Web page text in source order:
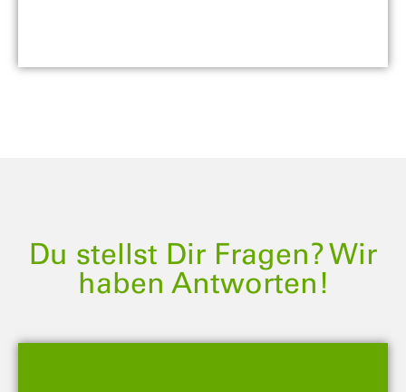
Du stellst Dir Fragen? Wir
haben Antworten!